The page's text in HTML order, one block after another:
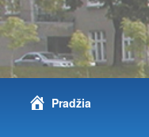
Pradžia